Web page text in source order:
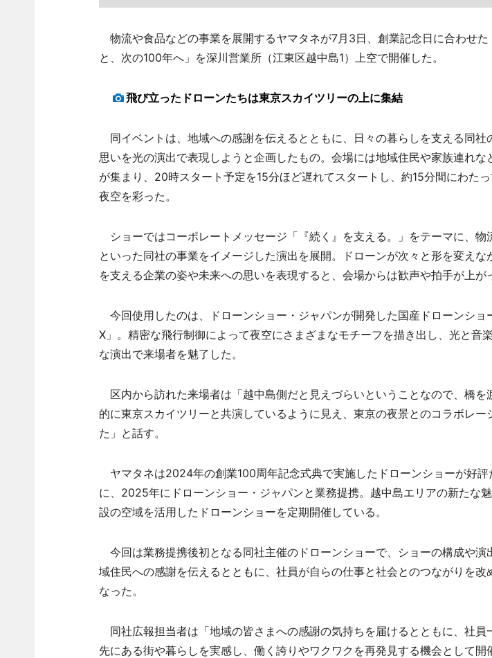
物流や食品などの事業を展開するヤマタネが7月3日、創業記念日に合わせ
と、次の100年へ」を深川営業所（江東区越中島1）上空で開催した。
飛び立ったドローンたちは東京スカイツリーの上に集結
同イベントは、地域への感謝を伝えるとともに、日々の暮らしを支える同社
思いを光の演出で表現しようと企画したもの。会場には地域住民や家族連れな
が集まり、20時スタート予定を15分ほど遅れてスタートし、約15分間にわた
夜空を彩った。
ショーではコーポレートメッセージ「『続く』を支える。」をテーマに、物
といった同社の事業をイメージした演出を展開。ドローンが次々と形を変えな
を支える企業の姿や未来への思いを表現すると、会場からは歓声や拍手が上が
今回使用したのは、ドローンショー・ジャパンが開発した国産ドローンショ
X」。精密な飛行制御によって夜空にさまざまなモチーフを描き出し、光と音
な演出で来場者を魅了した。
区内から訪れた来場者は「越中島側だと見えづらいということなので、橋を
的に東京スカイツリーと共演しているように見え、東京の夜景とのコラボレー
た」と話す。
ヤマタネは2024年の創業100周年記念式典で実施したドローンショーが好評
に、2025年にドローンショー・ジャパンと業務提携。越中島エリアの新たな
設の空域を活用したドローンショーを定期開催している。
今回は業務提携後初となる同社主催のドローンショーで、ショーの構成や演
域住民への感謝を伝えるとともに、社員が自らの仕事と社会とのつながりを改
なった。
同社広報担当者は「地域の皆さまへの感謝の気持ちを届けるとともに、社員
先にある街や暮らしを実感し、働く誇りやワクワクを再発見する機会として開